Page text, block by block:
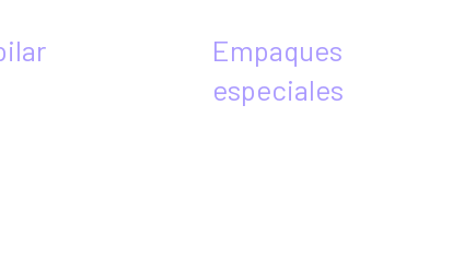
Empaques
especiales